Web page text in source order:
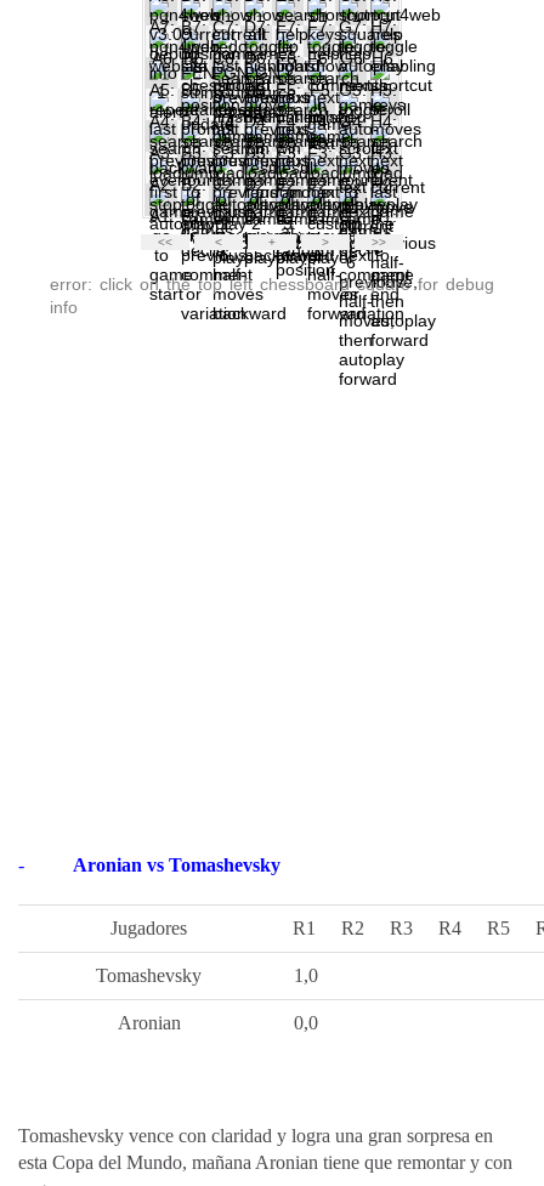
- Aronian vs Tomashevsky
Jugadores R1 R2 R3 R4 R5
Tomashevsky 1,0
Aronian 0,0
Tomashevsky vence con claridad y logra una gran sorpresa en
esta Copa del Mundo, mañana Aronian tiene que remontar y con